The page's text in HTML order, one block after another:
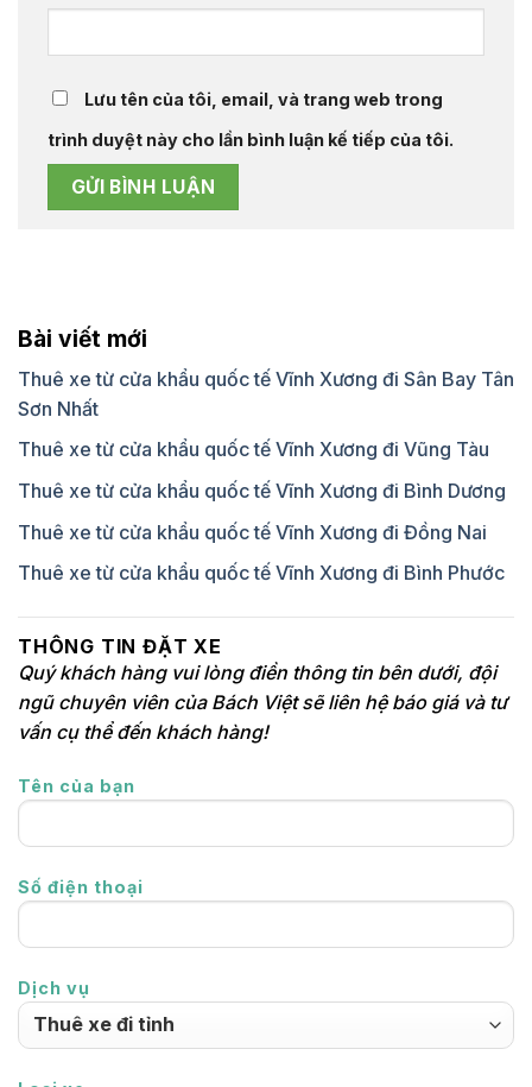
Lưu tên của tôi, email, và trang web trong
trình duyệt này cho lần bình luận kế tiếp của tôi.
Bài viết mới
Thuê xe từ cửa khẩu quốc tế Vĩnh Xương đi Sân Bay Tân
Sơn Nhất
Thuê xe từ cửa khẩu quốc tế Vĩnh Xương đi Vũng Tàu
Thuê xe từ cửa khẩu quốc tế Vĩnh Xương đi Bình Dương
Thuê xe từ cửa khẩu quốc tế Vĩnh Xương đi Đồng Nai
Thuê xe từ cửa khẩu quốc tế Vĩnh Xương đi Bình Phước
THÔNG TIN ĐẶT XE
Quý khách hàng vui lòng điền thông tin bên dưới, đội
ngũ chuyên viên của Bách Việt sẽ liên hệ báo giá và tư
vấn cụ thể đến khách hàng!
Tên của bạn
Số điện thoại
Dịch vụ